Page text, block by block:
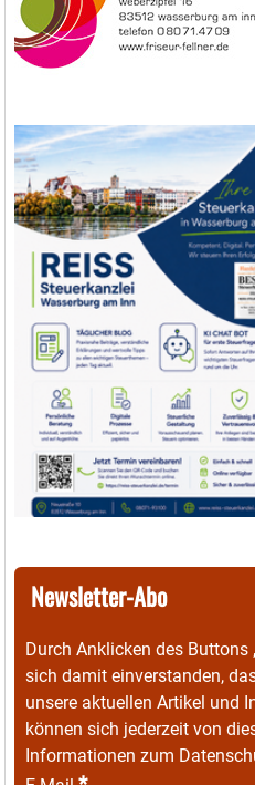
Newsletter-Abo
Durch Anklicken des Buttons
sich damit einverstanden,
unsere aktuellen Artikel und
können sich jederzeit von
Informationen zum